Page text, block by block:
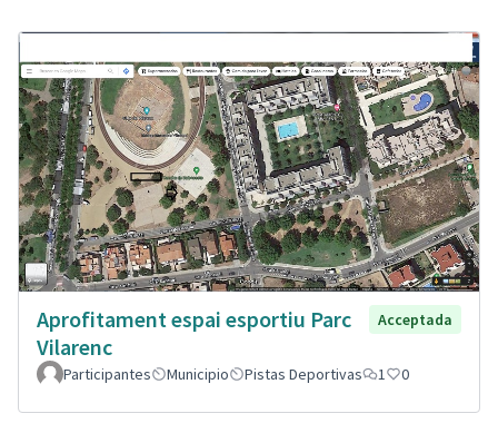
Aprofitament espai esportiu Parc
Vilarenc
Acceptada
Participantes Municipio Pistas Deportivas 1 0